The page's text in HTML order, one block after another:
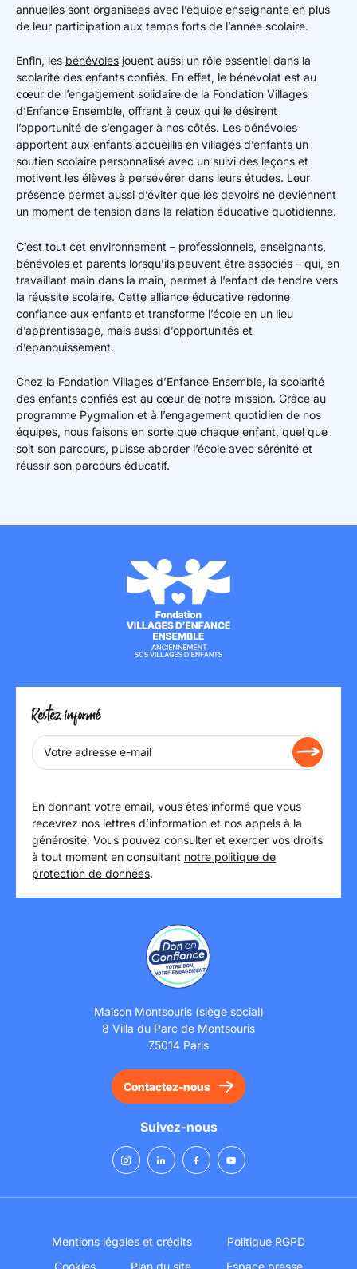
annuelles sont organisées avec l’équipe enseignante en plus
de leur participation aux temps forts de l’année scolaire.
Enfin, les bénévoles jouent aussi un rôle essentiel dans la
scolarité des enfants confiés. En effet, le bénévolat est au
cœur de l’engagement solidaire de la Fondation Villages
d’Enfance Ensemble, offrant à ceux qui le désirent
l’opportunité de s’engager à nos côtés. Les bénévoles
apportent aux enfants accueillis en villages d’enfants un
soutien scolaire personnalisé avec un suivi des leçons et
motivent les élèves à persévérer dans leurs études. Leur
présence permet aussi d’éviter que les devoirs ne deviennent
un moment de tension dans la relation éducative quotidienne.
C’est tout cet environnement – professionnels, enseignants,
bénévoles et parents lorsqu’ils peuvent être associés – qui, en
travaillant main dans la main, permet à l’enfant de tendre vers
la réussite scolaire. Cette alliance éducative redonne
confiance aux enfants et transforme l’école en un lieu
d’apprentissage, mais aussi d’opportunités et
d’épanouissement.
Chez la Fondation Villages d’Enfance Ensemble, la scolarité
des enfants confiés est au cœur de notre mission. Grâce au
programme Pygmalion et à l’engagement quotidien de nos
équipes, nous faisons en sorte que chaque enfant, quel que
soit son parcours, puisse aborder l’école avec sérénité et
réussir son parcours éducatif.
Restez informé
En donnant votre email, vous êtes informé que vous
recevrez nos lettres d’information et nos appels à la
générosité. Vous pouvez consulter et exercer vos droits
à tout moment en consultant notre politique de
protection de données.
Maison Montsouris (siège social)
8 Villa du Parc de Montsouris
75014 Paris
Contactez-nous
Suivez-nous
Mentions légales et crédits
Politique RGPD